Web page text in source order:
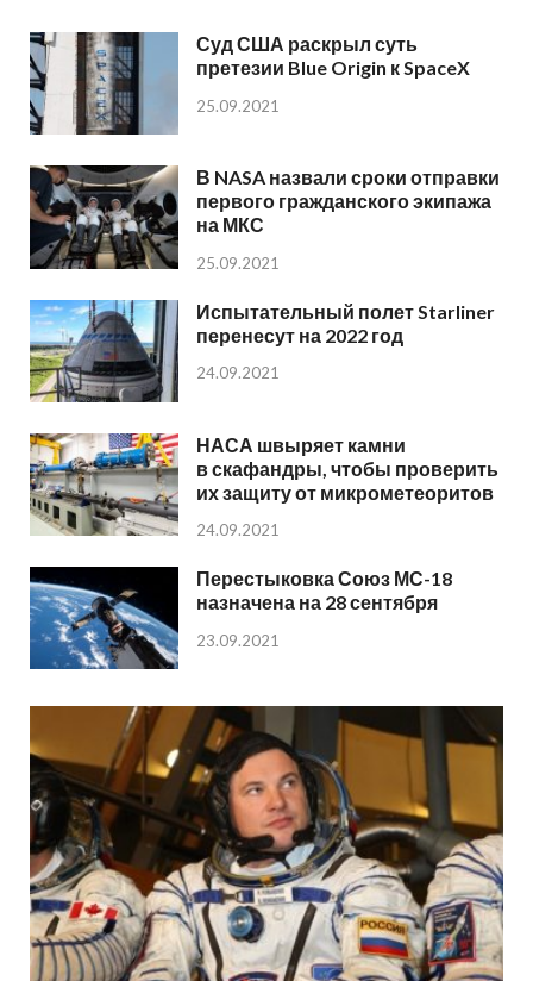
Суд США раскрыл суть
претезии Blue Origin к SpaceX
25.09.2021
В NASA назвали сроки отправки
первого гражданского экипажа
на МКС
25.09.2021
Испытательный полет Starliner
перенесут на 2022 год
24.09.2021
НАСА швыряет камни
в скафандры, чтобы проверить
их защиту от микрометеоритов
24.09.2021
Перестыковка Союз МС-18
назначена на 28 сентября
23.09.2021